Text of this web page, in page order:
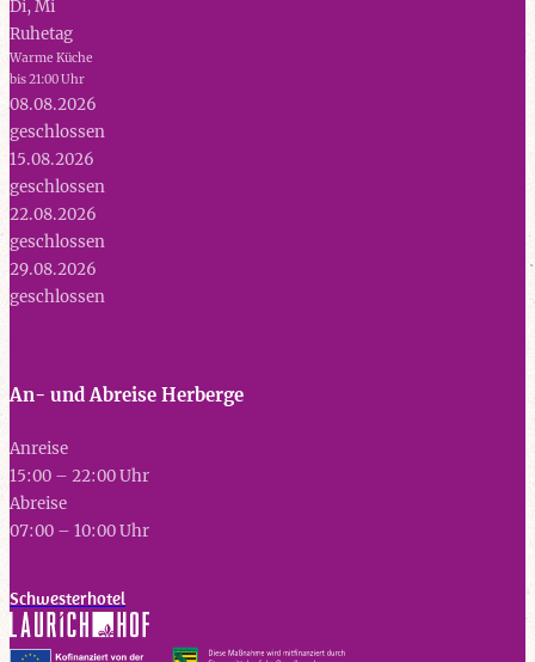
Di, Mi
Ruhetag
Warme Küche
bis 21:00 Uhr
08.08.2026
geschlossen
15.08.2026
geschlossen
22.08.2026
geschlossen
29.08.2026
geschlossen
An- und Abreise Herberge
Anreise
15:00 – 22:00 Uhr
Abreise
07:00 – 10:00 Uhr
Schwesterhotel